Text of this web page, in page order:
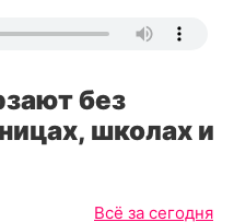
без
школах и
Всё за сегодня